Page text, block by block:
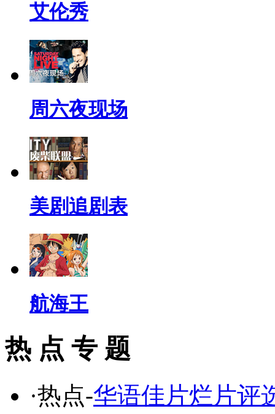
艾伦秀
周六夜现场
美剧追剧表
航海王
热 点 专 题
·热点-华语佳片烂片评